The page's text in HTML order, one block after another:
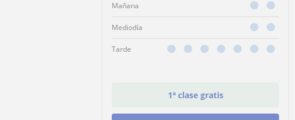
Mañana
Mediodía
Tarde
1ª clase gratis